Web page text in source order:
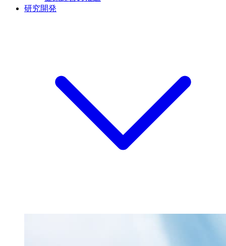
研究開発